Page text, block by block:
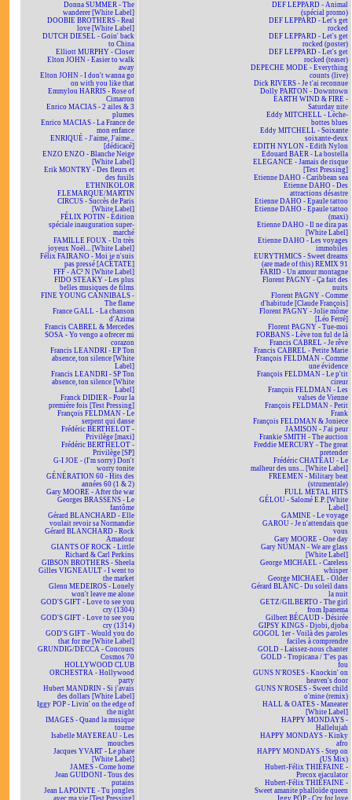
Donna SUMMER - The
wanderer [White Label]
DOOBIE BROTHERS - Real
love [White Label]
DUTCH DIESEL - Goin' back
to China
Elliott MURPHY - Closer
Elton JOHN - Easier to walk
away
Elton JOHN - I don't wanna go
on with you like that
Emmylou HARRIS - Rose of
Cimarron
Enrico MACIAS - 2 ailes & 3
plumes
Enrico MACIAS - La France de
mon enfance
ENRIQUÉ - J'aime, J'aime...
[dédicacé]
ENZO ENZO - Blanche Neige
[White Label]
Erik MONTRY - Des fleurs et
des fusils
ETHNIKOLOR
F.LEMARQUE/MARTIN
CIRCUS - Succès de Paris
[White Label]
FÉLIX POTIN - Édition
spéciale inauguration super-
marché
FAMILLE FOUX - Un très
joyeux Noël... [White Label]
Félix FAIRANO - Moi je n'suis
pas pressé [ACÉTATE]
FFF - AC² N [White Label]
FIDO STEAKY - Les plus
belles musiques de films
FINE YOUNG CANNIBALS -
The flame
France GALL - La chanson
d'Azima
Francis CABREL & Mercedes
SOSA - Yo vengo a ofrecer mi
corazon
Francis LEANDRI - EP Ton
absence, ton silence [White
Label]
Francis LEANDRI - SP Ton
absence, ton silence [White
Label]
Franck DIDIER - Pour la
première fois [Test Pressing]
François FELDMAN - Le
serpent qui danse
Frédéric BERTHELOT -
Privilège [maxi]
Frédéric BERTHELOT -
Privilège [SP]
G-I JOE - (I'm sorry) Don't
worry tonite
GÉNÉRATION 60 - Hits des
années 60 (1 & 2)
Gary MOORE - After the war
Georges BRASSENS - Le
fantôme
Gérard BLANCHARD - Elle
voulait revoir sa Normandie
Gérard BLANCHARD - Rock
Amadour
GIANTS OF ROCK - Little
Richard & Carl Perkins
GIBSON BROTHERS - Sheela
Gilles VIGNEAULT - I went to
the market
Glenn MEDEIROS - Lonely
won't leave me alone
GOD'S GIFT - Love to see you
cry (1304)
GOD'S GIFT - Love to see you
cry (1314)
GOD'S GIFT - Would you do
that for me [White Label]
GRUNDIG/DECCA - Concours
Cosmos 70
HOLLYWOOD CLUB
ORCHESTRA - Hollywood
party
Hubert MANDRIN - Si j'avais
des dollars [White Label]
Iggy POP - Livin' on the edge of
the night
IMAGES - Quand la musique
tourne
Isabelle MAYEREAU - Les
mouches
Jacques YVART - Le phare
[White Label]
JAMES - Come home
Jean GUIDONI - Tous des
putains
Jean LAPOINTE - Tu jongles
avec ma vie [Test Pressing]
DEF LEPPARD - Animal
(spécial promo)
DEF LEPPARD - Let's get
rocked
DEF LEPPARD - Let's get
rocked (poster)
DEF LEPPARD - Let's get
rocked (teaser)
DEPECHE MODE - Everything
counts (live)
Dick RIVERS - Je t'ai reconnue
Dolly PARTON - Downtown
EARTH WIND & FIRE -
Saturday nite
Eddy MITCHELL - Lèche-
bottes blues
Eddy MITCHELL - Soixante
soixante-deux
EDITH NYLON - Edith Nylon
Edouard BAER - La bostella
ELEGANCE - Jamais de risque
[Test Pressing]
Etienne DAHO - Caribbean sea
Etienne DAHO - Des
attractions désastre
Etienne DAHO - Epaule tattoo
Etienne DAHO - Epaule tattoo
(maxi)
Etienne DAHO - Il ne dira pas
[White Label]
Etienne DAHO - Les voyages
immobiles
EURYTHMICS - Sweet dreams
(are made of this) REMIX 91
FARID - Un amour montagne
Florent PAGNY - Ça fait des
nuits
Florent PAGNY - Comme
d'habitude [Claude François]
Florent PAGNY - Jolie môme
[Léo Ferré]
Florent PAGNY - Tue-moi
FORBANS - Lève ton ful de là
Francis CABREL - Je rêve
Francis CABREL - Petite Marie
François FELDMAN - Comme
une évidence
François FELDMAN - Le p'tit
cireur
François FELDMAN - Les
valses de Vienne
François FELDMAN - Petit
Frank
François FELDMAN & Joniece
JAMISON - J'ai peur
Frankie SMITH - The auction
Freddie MERCURY - The great
pretender
Frédéric CHATEAU - Le
malheur des uns... [White Label]
FREEMEN - Military beat
(strumentale)
FULL METAL HITS
GÉLOU - Salomé E.P. [White
Label]
GAMINE - Le voyage
GAROU - Je n'attendais que
vous
Gary MOORE - One day
Gary NUMAN - We are glass
[White Label]
George MICHAEL - Careless
whisper
George MICHAEL - Older
Gérard BLANC - Du soleil dans
la nuit
GETZ/GILBERTO - The girl
from Ipanema
Gilbert BÉCAUD - Désirée
GIPSY KINGS - Djobi, djoba
GOGOL 1er - Voilà des paroles
faciles à comprendre
GOLD - Laissez-nous chanter
GOLD - Tropicana / T'es pas
fou
GUNS N'ROSES - Knockin' on
heaven's door
GUNS N'ROSES - Sweet child
o'mine (remix)
HALL & OATES - Maneater
[White Label]
HAPPY MONDAYS -
Hallelujah
HAPPY MONDAYS - Kinky
afro
HAPPY MONDAYS - Step on
(US Mix)
Hubert-Félix THIÉFAINE -
Precox ejaculator
Hubert-Félix THIÉFAINE -
Sweet amanite phalloïde queen
Iggy POP - Cry for love